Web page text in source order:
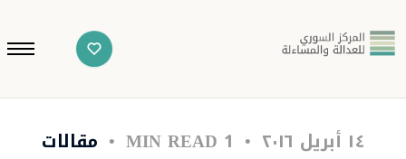
١٤ أبريل ٢٠١٦ مقالات